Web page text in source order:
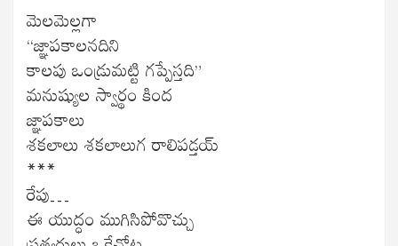
మెలమెల్లగా
“జ్ఞాపకాలనదిని
కాలపు ఒండ్రుమట్టి గప్పేస్తది”
మనుష్యుల స్వార్థం కింద
జ్ఞాపకాలు
శకలాలు శకలాలుగ రాలిపడ్తయ్
***
రేపు…
ఈ యుద్ధం ముగిసిపోవొచ్చు